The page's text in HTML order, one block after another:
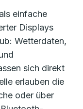
einfache
Displays
Wetterdaten,
sich direkt
erlauben die
oder über